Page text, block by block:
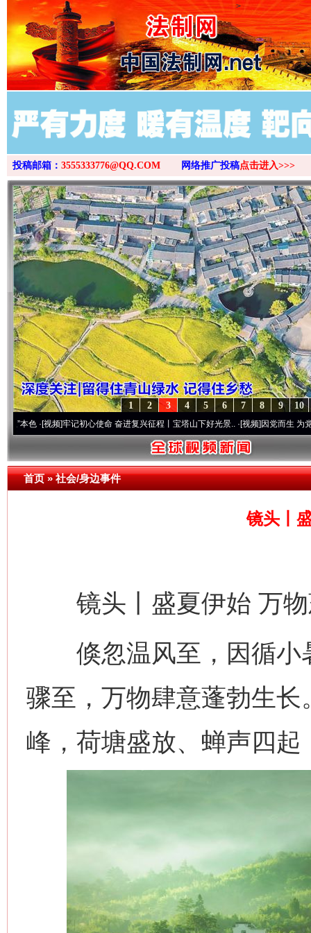
>
投稿邮箱： 3555333776@QQ.COM 网络推广投稿点击进入>>>
10
9
8
7
6
5
4
3
2
1
牢记初心使命 奋进复兴征程丨宝塔山下好光景..·[视频]因党而生 为党而战——百
首页»社会/身边事件
镜头丨
镜头丨盛夏伊始 万物
倏忽温风至，因循小
骤至，万物肆意蓬勃生
峰，荷塘盛放、蝉声四